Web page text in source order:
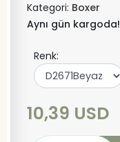
Kategori: Boxer
Aynı gün kargoda!
Renk:
10,39 USD